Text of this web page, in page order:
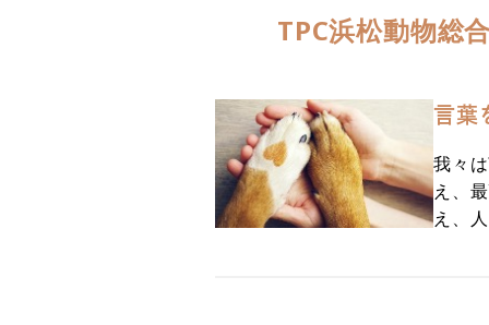
TPC浜松動物総
言葉
我々
え、
え、